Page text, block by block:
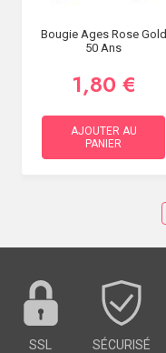
Bougie Ages Rose Gold
50 Ans
1,80 €
AJOUTER AU
PANIER
SSL SÉCURISÉ